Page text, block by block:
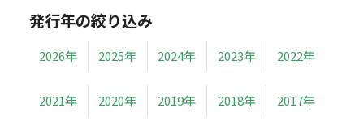
発行年の絞り込み
2026年 2025年 2024年 2023年 2022年
2021年 2020年 2019年 2018年 2017年